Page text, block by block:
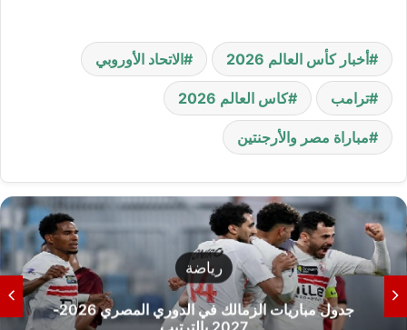
أخبار كأس العالم 2026 الاتحاد الأوروبي
ترامب كاس العالم 2026
مباراة مصر والأرجنتين
رياضة
جدول مباريات الزمالك في الدوري المصري 2026-